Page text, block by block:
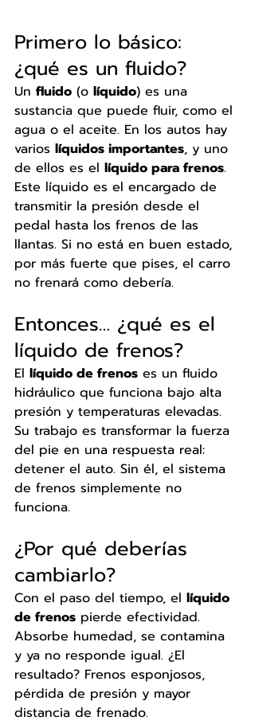
Primero lo básico:
¿qué es un fluido?
Un fluido (o líquido) es una
sustancia que puede fluir, como el
agua o el aceite. En los autos hay
varios líquidos importantes, y uno
de ellos es el líquido para frenos.
Este líquido es el encargado de
transmitir la presión desde el
pedal hasta los frenos de las
llantas. Si no está en buen estado,
por más fuerte que pises, el carro
no frenará como debería.
Entonces… ¿qué es el
líquido de frenos?
El líquido de frenos es un fluido
hidráulico que funciona bajo alta
presión y temperaturas elevadas.
Su trabajo es transformar la fuerza
del pie en una respuesta real:
detener el auto. Sin él, el sistema
de frenos simplemente no
funciona.
¿Por qué deberías
cambiarlo?
Con el paso del tiempo, el líquido
de frenos pierde efectividad.
Absorbe humedad, se contamina
y ya no responde igual. ¿El
resultado? Frenos esponjosos,
pérdida de presión y mayor
distancia de frenado.